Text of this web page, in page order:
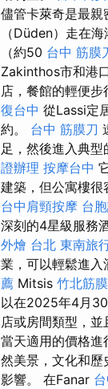
儘管卡萊奇是最親
（Düden）走在
（約50 台中 筋膜
Zakinthos市和港
店，餐館的輕便步
復台中 從Lassi定
約。 台中 筋膜刀
足，然後進入典型
證辦理 按摩台中
建築，但公寓樓很
台中肩頸按摩 台
深刻的4星級服務
外燴 台北 東南旅
業，可以輕鬆進入
薦 Mitsis 竹北筋
以在2025年4月
店或房間類型，並
當天適用的價格進
然美景，文化和歷
影響。 在Fanar